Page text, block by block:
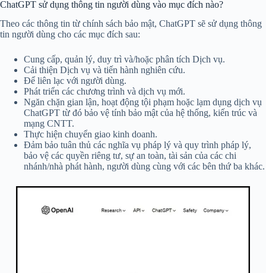
ChatGPT sử dụng thông tin người dùng vào mục đích nào?
Theo các thông tin từ chính sách bảo mật, ChatGPT sẽ sử dụng thông
tin người dùng cho các mục đích sau:
Cung cấp, quản lý, duy trì và/hoặc phân tích Dịch vụ.
Cải thiện Dịch vụ và tiến hành nghiên cứu.
Để liên lạc với người dùng.
Phát triển các chương trình và dịch vụ mới.
Ngăn chặn gian lận, hoạt động tội phạm hoặc lạm dụng dịch vụ
ChatGPT từ đó bảo vệ tính bảo mật của hệ thống, kiến ​​trúc và
mạng CNTT.
Thực hiện chuyển giao kinh doanh.
Đảm bảo tuân thủ các nghĩa vụ pháp lý và quy trình pháp lý,
bảo vệ các quyền riêng tư, sự an toàn, tài sản của các chi
nhánh/nhà phát hành, người dùng cùng với các bên thứ ba khác.